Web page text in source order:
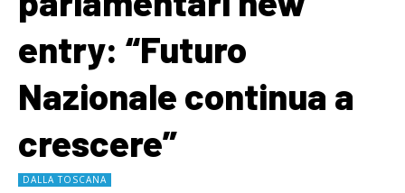
entry: “Futuro
Nazionale continua a
crescere”
DALLA TOSCANA